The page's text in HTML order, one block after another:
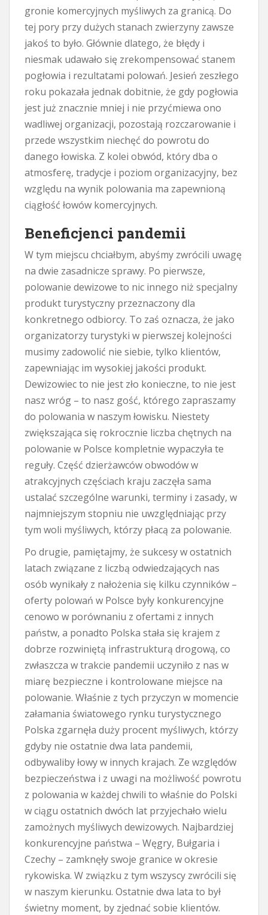
gronie komercyjnych myśliwych za granicą. Do
tej pory przy dużych stanach zwierzyny zawsze
jakoś to było. Głównie dlatego, że błędy i
niesmak udawało się zrekompensować stanem
pogłowia i rezultatami polowań. Jesień zeszłego
roku pokazała jednak dobitnie, że gdy pogłowia
jest już znacznie mniej i nie przyćmiewa ono
wadliwej organizacji, pozostają rozczarowanie i
przede wszystkim niechęć do powrotu do
danego łowiska. Z kolei obwód, który dba o
atmosferę, tradycje i poziom organizacyjny, bez
względu na wynik polowania ma zapewnioną
ciągłość łowów komercyjnych.
Beneficjenci pandemii
W tym miejscu chciałbym, abyśmy zwrócili uwagę
na dwie zasadnicze sprawy. Po pierwsze,
polowanie dewizowe to nic innego niż specjalny
produkt turystyczny przeznaczony dla
konkretnego odbiorcy. To zaś oznacza, że jako
organizatorzy turystyki w pierwszej kolejności
musimy zadowolić nie siebie, tylko klientów,
zapewniając im wysokiej jakości produkt.
Dewizowiec to nie jest zło konieczne, to nie jest
nasz wróg – to nasz gość, którego zapraszamy
do polowania w naszym łowisku. Niestety
zwiększająca się rokrocznie liczba chętnych na
polowanie w Polsce kompletnie wypaczyła te
reguły. Część dzierżawców obwodów w
atrakcyjnych częściach kraju zaczęła sama
ustalać szczególne warunki, terminy i zasady, w
najmniejszym stopniu nie uwzględniając przy
tym woli myśliwych, którzy płacą za polowanie.
Po drugie, pamiętajmy, że sukcesy w ostatnich
latach związane z liczbą odwiedzających nas
osób wynikały z nałożenia się kilku czynników –
oferty polowań w Polsce były konkurencyjne
cenowo w porównaniu z ofertami z innych
państw, a ponadto Polska stała się krajem z
dobrze rozwiniętą infrastrukturą drogową, co
zwłaszcza w trakcie pandemii uczyniło z nas w
miarę bezpieczne i kontrolowane miejsce na
polowanie. Właśnie z tych przyczyn w momencie
załamania światowego rynku turystycznego
Polska zgarnęła duży procent myśliwych, którzy
gdyby nie ostatnie dwa lata pandemii,
odbywaliby łowy w innych krajach. Ze względów
bezpieczeństwa i z uwagi na możliwość powrotu
z polowania w każdej chwili to właśnie do Polski
w ciągu ostatnich dwóch lat przyjechało wielu
zamożnych myśliwych dewizowych. Najbardziej
konkurencyjne państwa – Węgry, Bułgaria i
Czechy – zamknęły swoje granice w okresie
rykowiska. W związku z tym wszyscy zwrócili się
w naszym kierunku. Ostatnie dwa lata to był
świetny moment, by zjednać sobie klientów.